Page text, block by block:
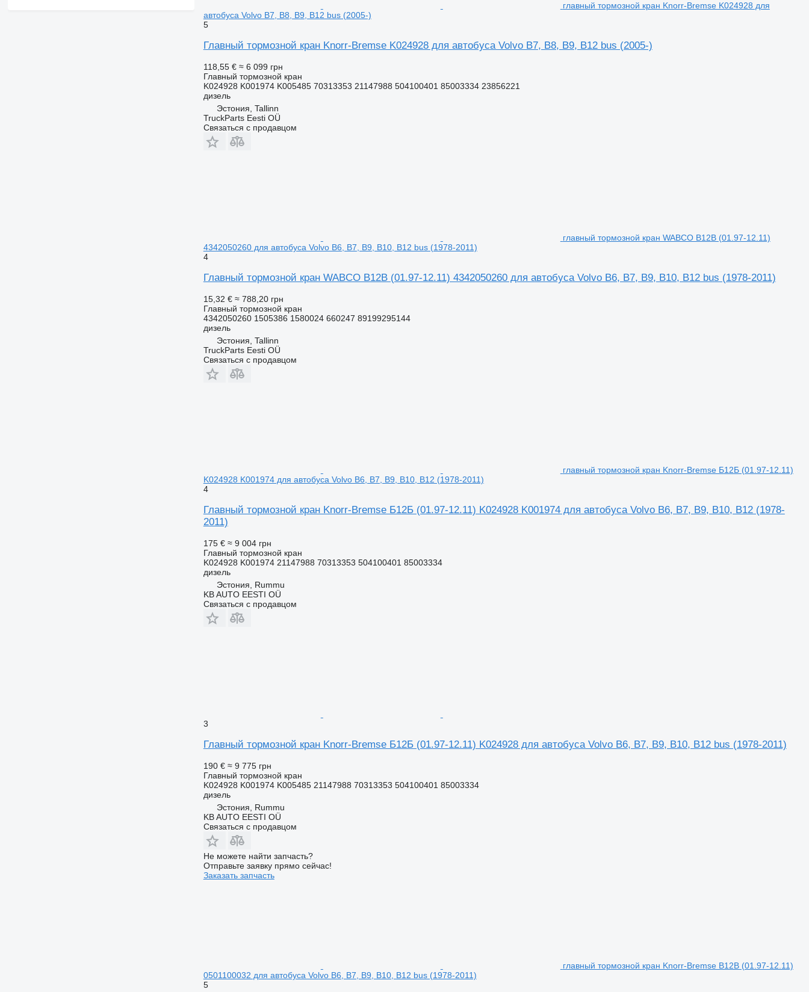
главный тормозной кран Knorr-Bremse K024928 для
автобуса Volvo B7, B8, B9, B12 bus (2005-)
5
Главный тормозной кран Knorr-Bremse K024928 для автобуса Volvo B7, B8, B9, B12 bus (2005-)
118,55 € ≈ 6 099 грн
Главный тормозной кран
K024928 K001974 K005485 70313353 21147988 504100401 85003334 23856221
дизель
Эстония, Tallinn
TruckParts Eesti OÜ
Связаться с продавцом
главный тормозной кран WABCO B12B (01.97-12.11)
4342050260 для автобуса Volvo B6, B7, B9, B10, B12 bus (1978-2011)
4
Главный тормозной кран WABCO B12B (01.97-12.11) 4342050260 для автобуса Volvo B6, B7, B9, B10, B12 bus (1978-2011)
15,32 € ≈ 788,20 грн
Главный тормозной кран
4342050260 1505386 1580024 660247 89199295144
дизель
Эстония, Tallinn
TruckParts Eesti OÜ
Связаться с продавцом
главный тормозной кран Knorr-Bremse Б12Б (01.97-12.11)
K024928 K001974 для автобуса Volvo B6, B7, B9, B10, B12 (1978-2011)
4
Главный тормозной кран Knorr-Bremse Б12Б (01.97-12.11) K024928 K001974 для автобуса Volvo B6, B7, B9, B10, B12 (1978-
2011)
175 € ≈ 9 004 грн
Главный тормозной кран
K024928 K001974 21147988 70313353 504100401 85003334
дизель
Эстония, Rummu
KB AUTO EESTI OÜ
Связаться с продавцом
3
Главный тормозной кран Knorr-Bremse Б12Б (01.97-12.11) K024928 для автобуса Volvo B6, B7, B9, B10, B12 bus (1978-2011)
190 € ≈ 9 775 грн
Главный тормозной кран
K024928 K001974 K005485 21147988 70313353 504100401 85003334
дизель
Эстония, Rummu
KB AUTO EESTI OÜ
Связаться с продавцом
Не можете найти запчасть?
Отправьте заявку прямо сейчас!
Заказать запчасть
главный тормозной кран Knorr-Bremse B12B (01.97-12.11)
0501100032 для автобуса Volvo B6, B7, B9, B10, B12 bus (1978-2011)
5